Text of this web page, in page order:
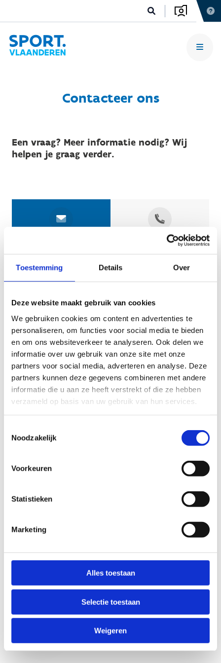
Toestemming Details Over
Deze website maakt gebruik van cookies
We gebruiken cookies om content en advertenties te
personaliseren, om functies voor social media te bieden
en om ons websiteverkeer te analyseren. Ook delen we
informatie over uw gebruik van onze site met onze
partners voor social media, adverteren en analyse. Deze
partners kunnen deze gegevens combineren met andere
informatie die u aan ze heeft verstrekt of die ze hebben
verzameld op basis van uw gebruik van hun services.
Noodzakelijk
Voorkeuren
Statistieken
Marketing
Alles toestaan
Selectie toestaan
Weigeren
Contacteer ons
Een vraag? Meer informatie nodig? Wij
helpen je graag verder.
Geef aan tot welk domein jouw vraag behoort
KIES EEN DOMEIN
Jouw vraag
Anti-Robot Verification
Click to start verification
Verzend